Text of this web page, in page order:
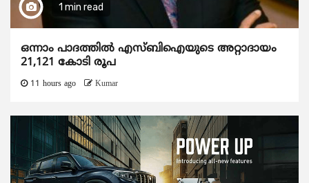
1 min read
ഒന്നാം പാദത്തിൽ എസ്ബിഐയുടെ അറ്റാദായം
21,121 കോടി രൂപ
11 hours ago Kumar